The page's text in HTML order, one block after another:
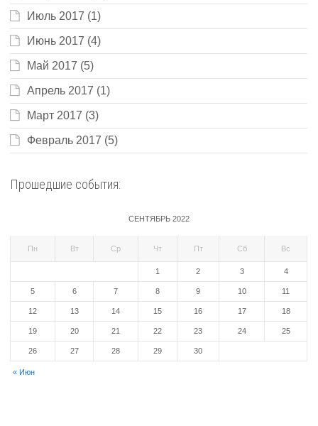
Июль 2017 (1)
Июнь 2017 (4)
Май 2017 (5)
Апрель 2017 (1)
Март 2017 (3)
Февраль 2017 (5)
Прошедшие события:
СЕНТЯБРЬ 2022
Пн Вт Ср Чт Пт Сб Вс
« Июн
1 2 3 4
5 6 7 8 9 10 11
12 13 14 15 16 17 18
19 20 21 22 23 24 25
26 27 28 29 30